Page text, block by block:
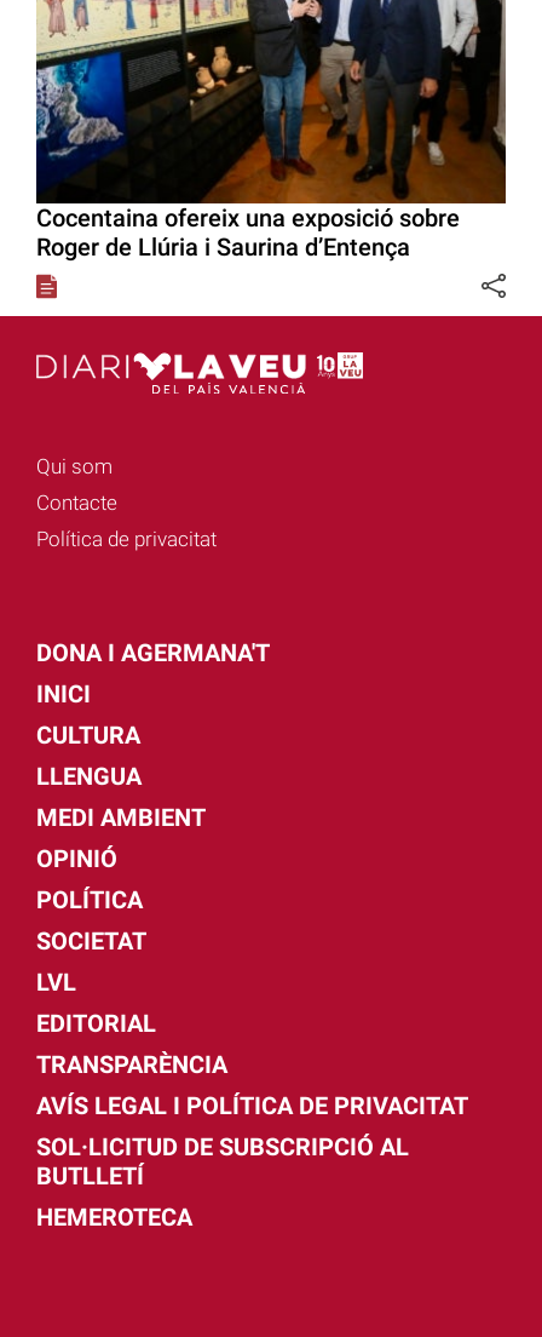
Cocentaina ofereix una exposició sobre
Roger de Llúria i Saurina d’Entença
Qui som
Contacte
Política de privacitat
DONA I AGERMANA'T
INICI
CULTURA
LLENGUA
MEDI AMBIENT
OPINIÓ
POLÍTICA
SOCIETAT
LVL
EDITORIAL
TRANSPARÈNCIA
AVÍS LEGAL I POLÍTICA DE PRIVACITAT
SOL·LICITUD DE SUBSCRIPCIÓ AL
BUTLLETÍ
HEMEROTECA